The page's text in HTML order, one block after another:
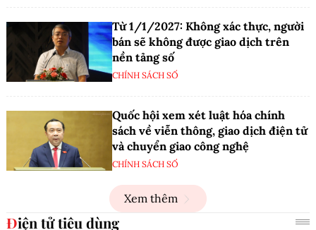
Từ 1/1/2027: Không xác thực, người
bán sẽ không được giao dịch trên
nền tảng số
CHÍNH SÁCH SỐ
Quốc hội xem xét luật hóa chính
sách về viễn thông, giao dịch điện tử
và chuyển giao công nghệ
CHÍNH SÁCH SỐ
Xem thêm
Điện tử tiêu dùng